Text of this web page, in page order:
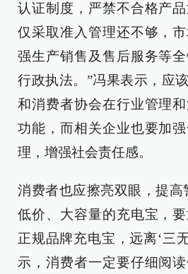
认证制度，严禁不合格产
仅采取准入管理还不够，
强生产销售及售后服务等
行政执法。”冯果表示，应
和消费者协会在行业管理
功能，而相关企业也要加
理，增强社会责任感。
消费者也应擦亮双眼，提高
低价、大容量的充电宝，
正规品牌充电宝，远离‘三
示，消费者一定要仔细阅